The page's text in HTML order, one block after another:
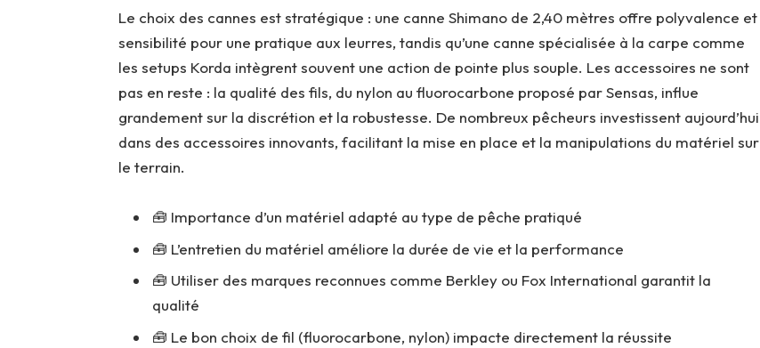
Le choix des cannes est stratégique : une canne Shimano de 2,40 mètres offre polyvalence et
sensibilité pour une pratique aux leurres, tandis qu’une canne spécialisée à la carpe comme
les setups Korda intègrent souvent une action de pointe plus souple. Les accessoires ne sont
pas en reste : la qualité des fils, du nylon au fluorocarbone proposé par Sensas, influe
grandement sur la discrétion et la robustesse. De nombreux pêcheurs investissent aujourd’hui
dans des accessoires innovants, facilitant la mise en place et la manipulations du matériel sur
le terrain.
🧰 Importance d’un matériel adapté au type de pêche pratiqué
🧰 L’entretien du matériel améliore la durée de vie et la performance
🧰 Utiliser des marques reconnues comme Berkley ou Fox International garantit la
qualité
🧰 Le bon choix de fil (fluorocarbone, nylon) impacte directement la réussite